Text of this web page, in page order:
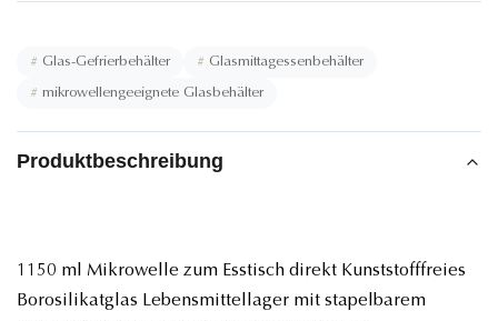
# Glas-Gefrierbehälter # Glasmittagessenbehälter
# mikrowellengeeignete Glasbehälter
Produktbeschreibung
1150 ml Mikrowelle zum Esstisch direkt Kunststofffreies
Borosilikatglas Lebensmittellager mit stapelbarem